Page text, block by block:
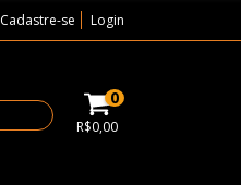
Cadastre-se Login
0
R$0,00